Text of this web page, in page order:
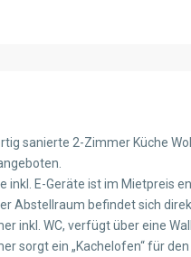
sanierte 2-Zimmer Küche
inkl. E-Geräte ist im Mietpreis
Abstellraum befindet sich
inkl. WC, verfügt über eine
sorgt ein „Kachelofen“ für